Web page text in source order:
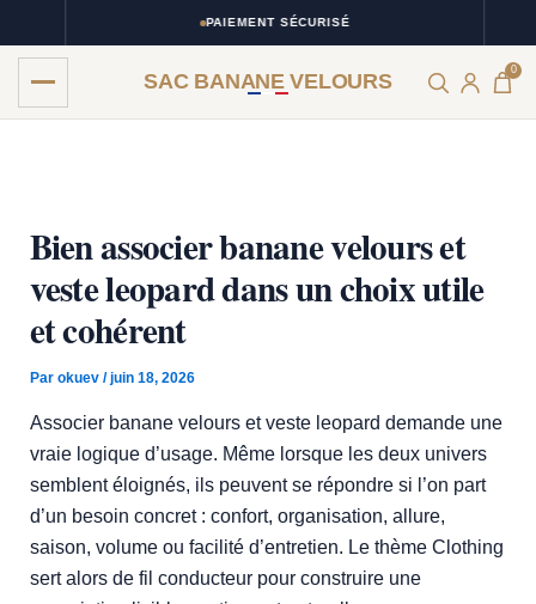
PAIEMENT SÉCURISÉ
SAC BANANE VELOURS 0
au
contenu
Bien associer banane velours et
veste leopard dans un choix utile
et cohérent
Par okuev /juin 18, 2026
Associer banane velours et veste leopard demande une
vraie logique d’usage. Même lorsque les deux univers
semblent éloignés, ils peuvent se répondre si l’on part
d’un besoin concret : confort, organisation, allure,
saison, volume ou facilité d’entretien. Le thème Clothing
sert alors de fil conducteur pour construire une